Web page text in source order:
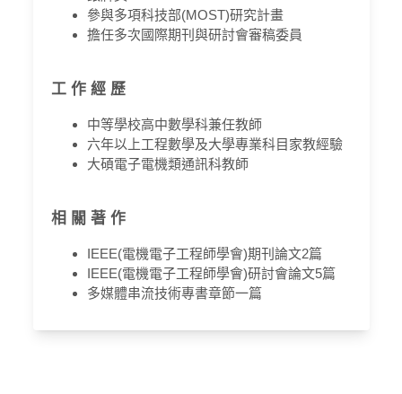
參與多項科技部(MOST)研究計畫
擔任多次國際期刊與研討會審稿委員
工 作 經 歷
中等學校高中數學科兼任教師
六年以上工程數學及大學專業科目家教經驗
大碩電子電機類通訊科教師
相 關 著 作
IEEE(電機電子工程師學會)期刊論文2篇
IEEE(電機電子工程師學會)研討會論文5篇
多媒體串流技術專書章節一篇